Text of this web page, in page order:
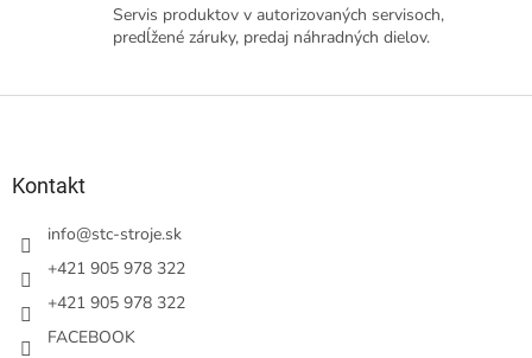
Servis produktov v autorizovaných servisoch,
predĺžené záruky, predaj náhradných dielov.
Kontakt
info@stc-stroje.sk
+421 905 978 322
+421 905 978 322
FACEBOOK